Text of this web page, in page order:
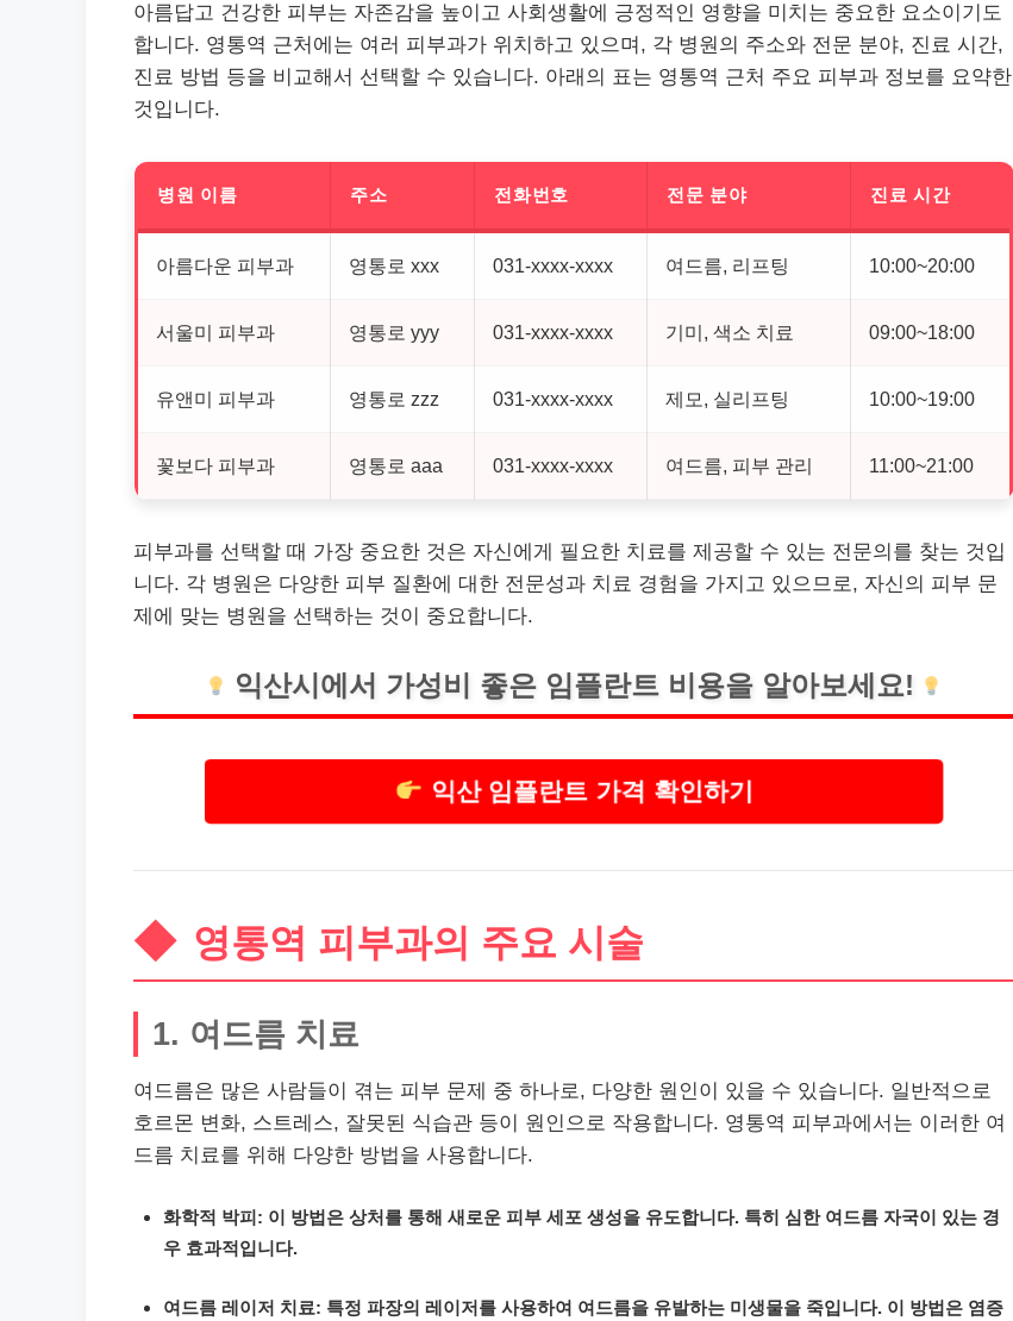
아름답고 건강한 피부는 자존감을 높이고 사회생활에 긍정적인 영향을 미치는 중요한 요소이기도
합니다. 영통역 근처에는 여러 피부과가 위치하고 있으며, 각 병원의 주소와 전문 분야, 진료 시간,
진료 방법 등을 비교해서 선택할 수 있습니다. 아래의 표는 영통역 근처 주요 피부과 정보를 요약한
것입니다.
병원 이름 주소 전화번호 전문 분야 진료 시간
아름다운 피부과 영통로 xxx 031-xxxx-xxxx 여드름, 리프팅 10:00~20:00
서울미 피부과 영통로 yyy 031-xxxx-xxxx 기미, 색소 치료 09:00~18:00
유앤미 피부과 영통로 zzz 031-xxxx-xxxx 제모, 실리프팅 10:00~19:00
꽃보다 피부과 영통로 aaa 031-xxxx-xxxx 여드름, 피부 관리 11:00~21:00
피부과를 선택할 때 가장 중요한 것은 자신에게 필요한 치료를 제공할 수 있는 전문의를 찾는 것입
니다. 각 병원은 다양한 피부 질환에 대한 전문성과 치료 경험을 가지고 있으므로, 자신의 피부 문
제에 맞는 병원을 선택하는 것이 중요합니다.
익산시에서 가성비 좋은 임플란트 비용을 알아보세요!
익산 임플란트 가격 확인하기
영통역 피부과의 주요 시술
1. 여드름 치료
여드름은 많은 사람들이 겪는 피부 문제 중 하나로, 다양한 원인이 있을 수 있습니다. 일반적으로
호르몬 변화, 스트레스, 잘못된 식습관 등이 원인으로 작용합니다. 영통역 피부과에서는 이러한 여
드름 치료를 위해 다양한 방법을 사용합니다.
화학적 박피: 이 방법은 상처를 통해 새로운 피부 세포 생성을 유도합니다. 특히 심한 여드름 자국이 있는 경
우 효과적입니다.
여드름 레이저 치료: 특정 파장의 레이저를 사용하여 여드름을 유발하는 미생물을 죽입니다. 이 방법은 염증